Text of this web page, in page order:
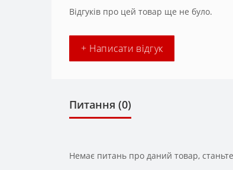
Відгуків про цей товар ще не було.
+ Написати відгук
Питання (0)
Немає питань про даний товар,